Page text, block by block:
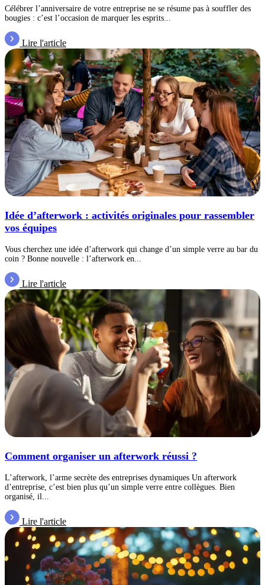
Célébrer l’anniversaire de votre entreprise ne se résume pas à souffler des
bougies : c’est l’occasion de marquer les esprits...
Lire l'article
Idée d’afterwork : activités originales pour rassembler
vos équipes
Vous cherchez une idée d’afterwork qui change d’un simple verre au bar du
coin ? Bonne nouvelle : l’afterwork en...
Lire l'article
Comment organiser un afterwork réussi ?
L’afterwork, l’arme secrète des entreprises dynamiques Un afterwork
d’entreprise, c’est bien plus qu’un simple verre entre collègues. Bien
organisé, il...
Lire l'article